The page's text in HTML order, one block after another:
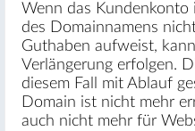
Wenn das Kundenkonto
des Domainnamens
Guthaben aufweist,
Verlängerung erfolgen.
diesem Fall mit Ablauf
Domain ist nicht mehr
auch nicht mehr für